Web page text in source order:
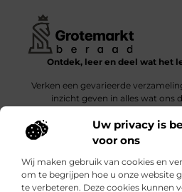
Uw privacy is
voor ons
Wij maken gebruik van cookies en
om te begrijpen hoe u onze website
te verbeteren. Deze cookies kunnen
Ontdek, leer en deel wat het
Verken een gevarieerde
inzicht geven in alles wat ons
Bericht categorie